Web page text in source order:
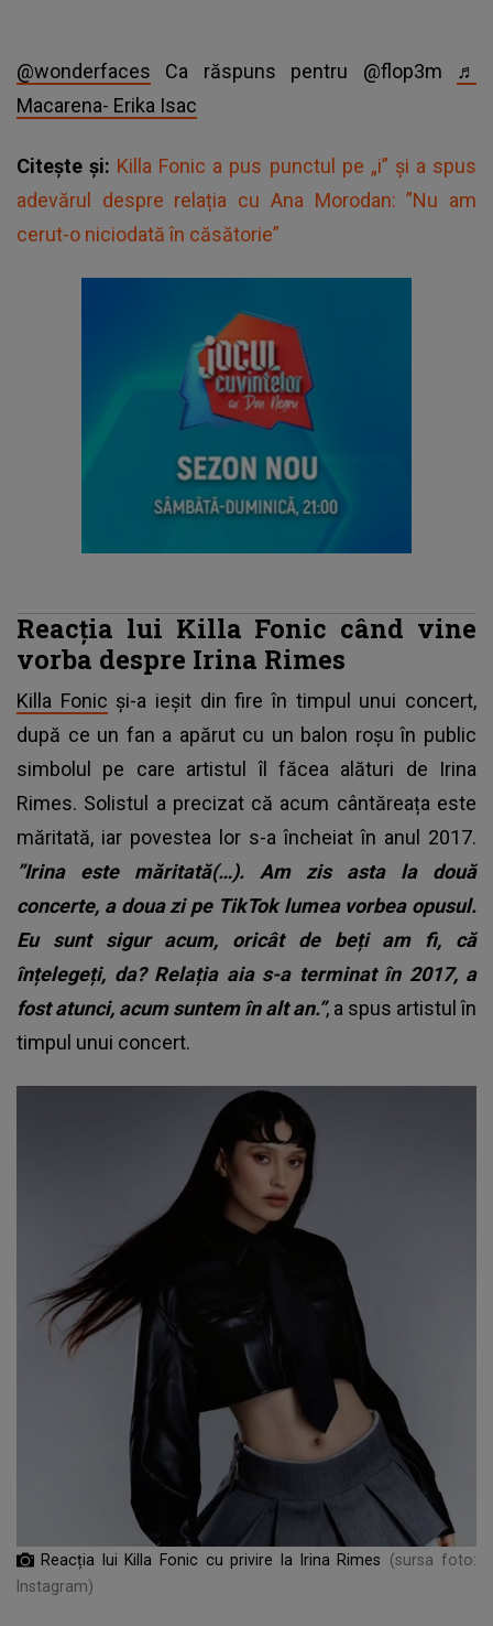
@wonderfaces Ca răspuns pentru @flop3m ♬
Macarena- Erika Isac
Citește și: Killa Fonic a pus punctul pe „i” și a spus
adevărul despre relația cu Ana Morodan: ”Nu am
cerut-o niciodată în căsătorie”
Reacția lui Killa Fonic când vine
vorba despre Irina Rimes
Killa Fonic și-a ieșit din fire în timpul unui concert,
după ce un fan a apărut cu un balon roșu în public
simbolul pe care artistul îl făcea alături de Irina
Rimes. Solistul a precizat că acum cântăreața este
măritată, iar povestea lor s-a încheiat în anul 2017.
”Irina este măritată(…). Am zis asta la două
concerte, a doua zi pe TikTok lumea vorbea opusul.
Eu sunt sigur acum, oricât de beți am fi, că
înțelegeți, da? Relația aia s-a terminat în 2017, a
fost atunci, acum suntem în alt an.”, a spus artistul în
timpul unui concert.
Reacția lui Killa Fonic cu privire la Irina Rimes
(sursa foto:
Instagram)